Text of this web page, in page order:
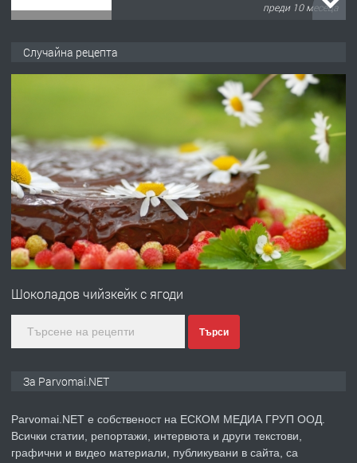
преди 1 година
преди 1 година
ПРЕДЛАГА
Първи поход "По стъпките на Ангел
Войвода"
преди 1 година
ПРЕДЛАГА
Монтажник на малки детайли за
преди 1 година
Случайна рецепта
Шоколадов чийзкейк с ягоди
Търси
За Parvomai.NET
Parvomai.NET е собственост на ЕСКОМ МЕДИА ГРУП ООД.
Всички статии, репортажи, интервюта и други текстови,
графични и видео материали, публикувани в сайта, са